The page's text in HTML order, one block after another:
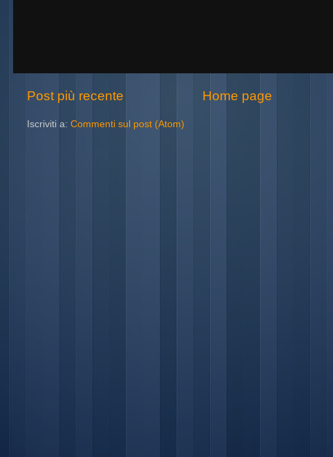
Post più recente Home page
Iscriviti a: Commenti sul post (Atom)